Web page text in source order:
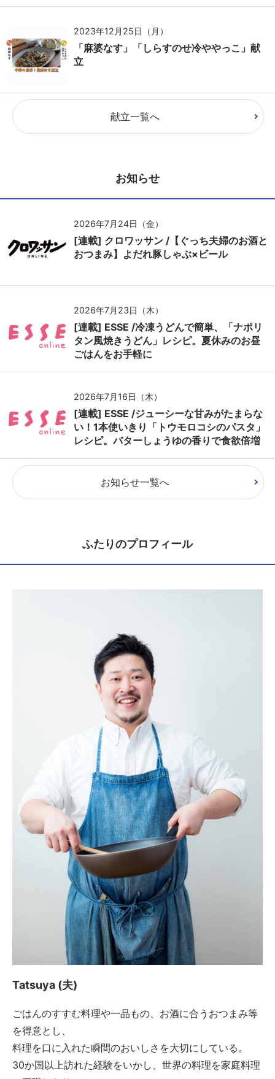
2023年12月25日（月）
「麻婆なす」「しらすのせ冷ややっこ」献
立
献立一覧へ
お知らせ
2026年7月24日（金）
[連載] クロワッサン /【ぐっち夫婦のお酒と
おつまみ】よだれ豚しゃぶ×ビール
2026年7月23日（木）
[連載] ESSE /冷凍うどんで簡単、「ナポリ
タン風焼きうどん」レシピ。夏休みのお昼
ごはんをお手軽に
2026年7月16日（木）
[連載] ESSE /ジューシーな甘みがたまらな
い！1本使いきり「トウモロコシのパスタ」
レシピ。バターしょうゆの香りで食欲倍増
お知らせ一覧へ
ふたりのプロフィール
Tatsuya (夫)
ごはんのすすむ料理や一品もの、お酒に合うおつまみ等
を得意とし、
料理を口に入れた瞬間のおいしさを大切にしている。
30か国以上訪れた経験をいかし、世界の料理を家庭料理